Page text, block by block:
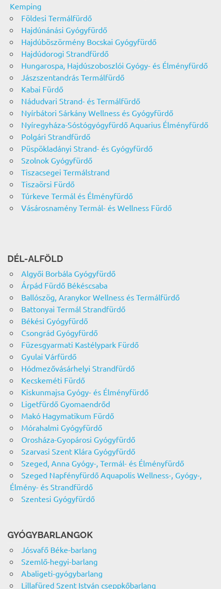
Kemping
Földesi Termálfürdő
Hajdúnánási Gyógyfürdő
Hajdúböszörmény Bocskai Gyógyfürdő
Hajdúdorogi Strandfürdő
Hungarospa, Hajdúszoboszlói Gyógy- és Élményfürdő
Jászszentandrás Termálfürdő
Kabai Fürdő
Nádudvari Strand- és Termálfürdő
Nyírbátori Sárkány Wellness és Gyógyfürdő
Nyíregyháza-Sóstógyógyfürdő Aquarius Élményfürdő
Polgári Strandfürdő
Püspökladányi Strand- és Gyógyfürdő
Szolnok Gyógyfürdő
Tiszacsegei Termálstrand
Tiszaörsi Fürdő
Túrkeve Termál és Élményfürdő
Vásárosnamény Termál- és Wellness Fürdő
DÉL-ALFÖLD
Algyői Borbála Gyógyfürdő
Árpád Fürdő Békéscsaba
Ballószög, Aranykor Wellness és Termálfürdő
Battonyai Termál Strandfürdő
Békési Gyógyfürdő
Csongrád Gyógyfürdő
Füzesgyarmati Kastélypark Fürdő
Gyulai Várfürdő
Hódmezővásárhelyi Strandfürdő
Kecskeméti Fürdő
Kiskunmajsa Gyógy- és Élményfürdő
Ligetfürdő Gyomaendrőd
Makó Hagymatikum Fürdő
Mórahalmi Gyógyfürdő
Orosháza-Gyopárosi Gyógyfürdő
Szarvasi Szent Klára Gyógyfürdő
Szeged, Anna Gyógy-, Termál- és Élményfürdő
Szeged Napfényfürdő Aquapolis Wellness-, Gyógy-,
Élmény- és Strandfürdő
Szentesi Gyógyfürdő
GYÓGYBARLANGOK
Jósvafő Béke-barlang
Szemlő-hegyi-barlang
Abaligeti-gyógybarlang
Lillafüred Szent István cseppkőbarlang